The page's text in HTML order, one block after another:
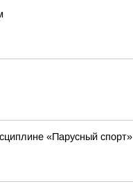
«Парусный спорт»